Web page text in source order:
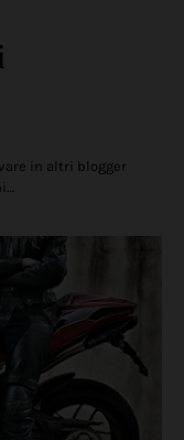
in altri blogger